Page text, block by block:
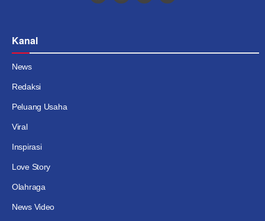
Kanal
News
Redaksi
Peluang Usaha
Viral
Inspirasi
Love Story
Olahraga
News Video